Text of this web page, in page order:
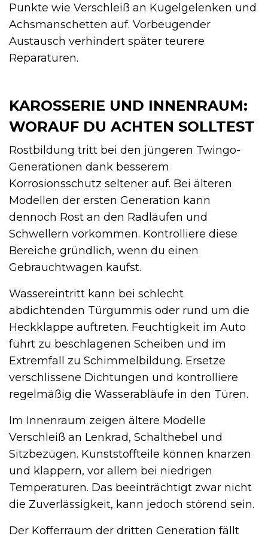
Punkte wie Verschleiß an Kugelgelenken und
Achsmanschetten auf. Vorbeugender
Austausch verhindert später teurere
Reparaturen.
KAROSSERIE UND INNENRAUM:
WORAUF DU ACHTEN SOLLTEST
Rostbildung tritt bei den jüngeren Twingo-
Generationen dank besserem
Korrosionsschutz seltener auf. Bei älteren
Modellen der ersten Generation kann
dennoch Rost an den Radläufen und
Schwellern vorkommen. Kontrolliere diese
Bereiche gründlich, wenn du einen
Gebrauchtwagen kaufst.
Wassereintritt kann bei schlecht
abdichtenden Türgummis oder rund um die
Heckklappe auftreten. Feuchtigkeit im Auto
führt zu beschlagenen Scheiben und im
Extremfall zu Schimmelbildung. Ersetze
verschlissene Dichtungen und kontrolliere
regelmäßig die Wasserabläufe in den Türen.
Im Innenraum zeigen ältere Modelle
Verschleiß an Lenkrad, Schalthebel und
Sitzbezügen. Kunststoffteile können knarzen
und klappern, vor allem bei niedrigen
Temperaturen. Das beeinträchtigt zwar nicht
die Zuverlässigkeit, kann jedoch störend sein.
Der Kofferraum der dritten Generation fällt